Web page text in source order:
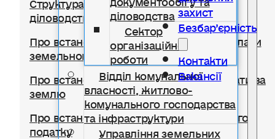
діловодства
Сектор
організаційної
роботи
Відділ комунальної
власності, житлово-
комунального господарства
та інфраструктури
Управління земельних
захист
Безбар’єрність
Контакти
Вакансії
діловодства та організаційної роботи
Про встановлення ставок та пільг із сплати
земельного податку
Про встановлення ставок орендної плати за
землю
Про встановлення ставки транспортного
податку